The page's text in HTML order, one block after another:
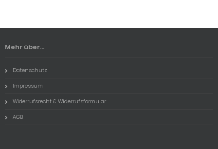
Mehr über...
Datenschutz
Impressum
Widerrufsrecht & Widerrufsformular
AGB